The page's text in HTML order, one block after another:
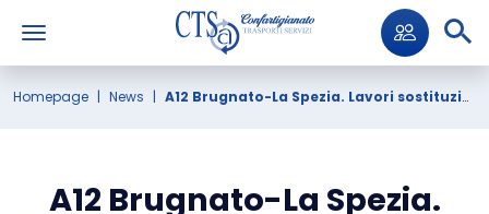
Homepage News A12 Brugnato-La Spezia. Lavori sostituzione barriere di sicurezza. Limite TE
A12 Brugnato-La Spezia.